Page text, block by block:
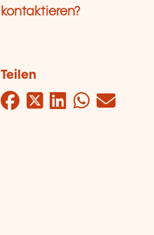
kontaktieren?
Teilen
Facebook
Twitter
LinkedIn
Mail